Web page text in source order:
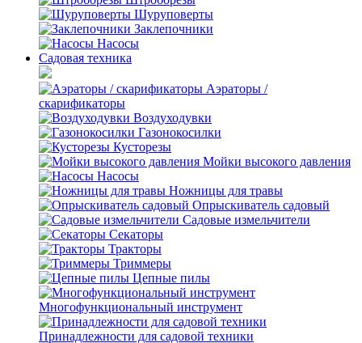
Шуруповерты
Заклепочники
Насосы
Садовая техника
Аэраторы /
скарификаторы
Воздуходувки
Газонокосилки
Кусторезы
Мойки высокого давления
Насосы
Ножницы для травы
Опрыскиватель садовый
Садовые измельчители
Секаторы
Тракторы
Триммеры
Цепные пилы
Многофункциональный инструмент
Принадлежности для садовой техники